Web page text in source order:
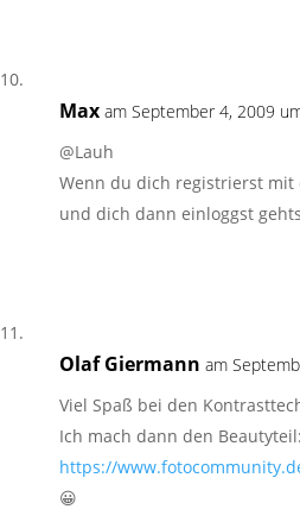
Max am September 4, 2009
@Lauh
Wenn du dich registrierst mit
und dich dann einloggst
Olaf Giermann am
Viel Spaß bei den
Ich mach dann den Beautyteil:
https://
😀